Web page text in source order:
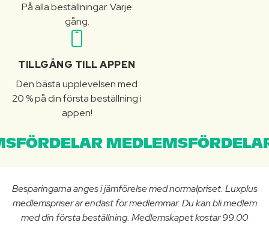
På alla beställningar. Varje
gång.
TILLGÅNG TILL APPEN
Den bästa upplevelsen med
20 % på din första beställning i
appen!
Besparingarna anges i jämförelse med normalpriset. Luxplus
medlemspriser är endast för medlemmar. Du kan bli medlem
med din första beställning. Medlemskapet kostar 99.00